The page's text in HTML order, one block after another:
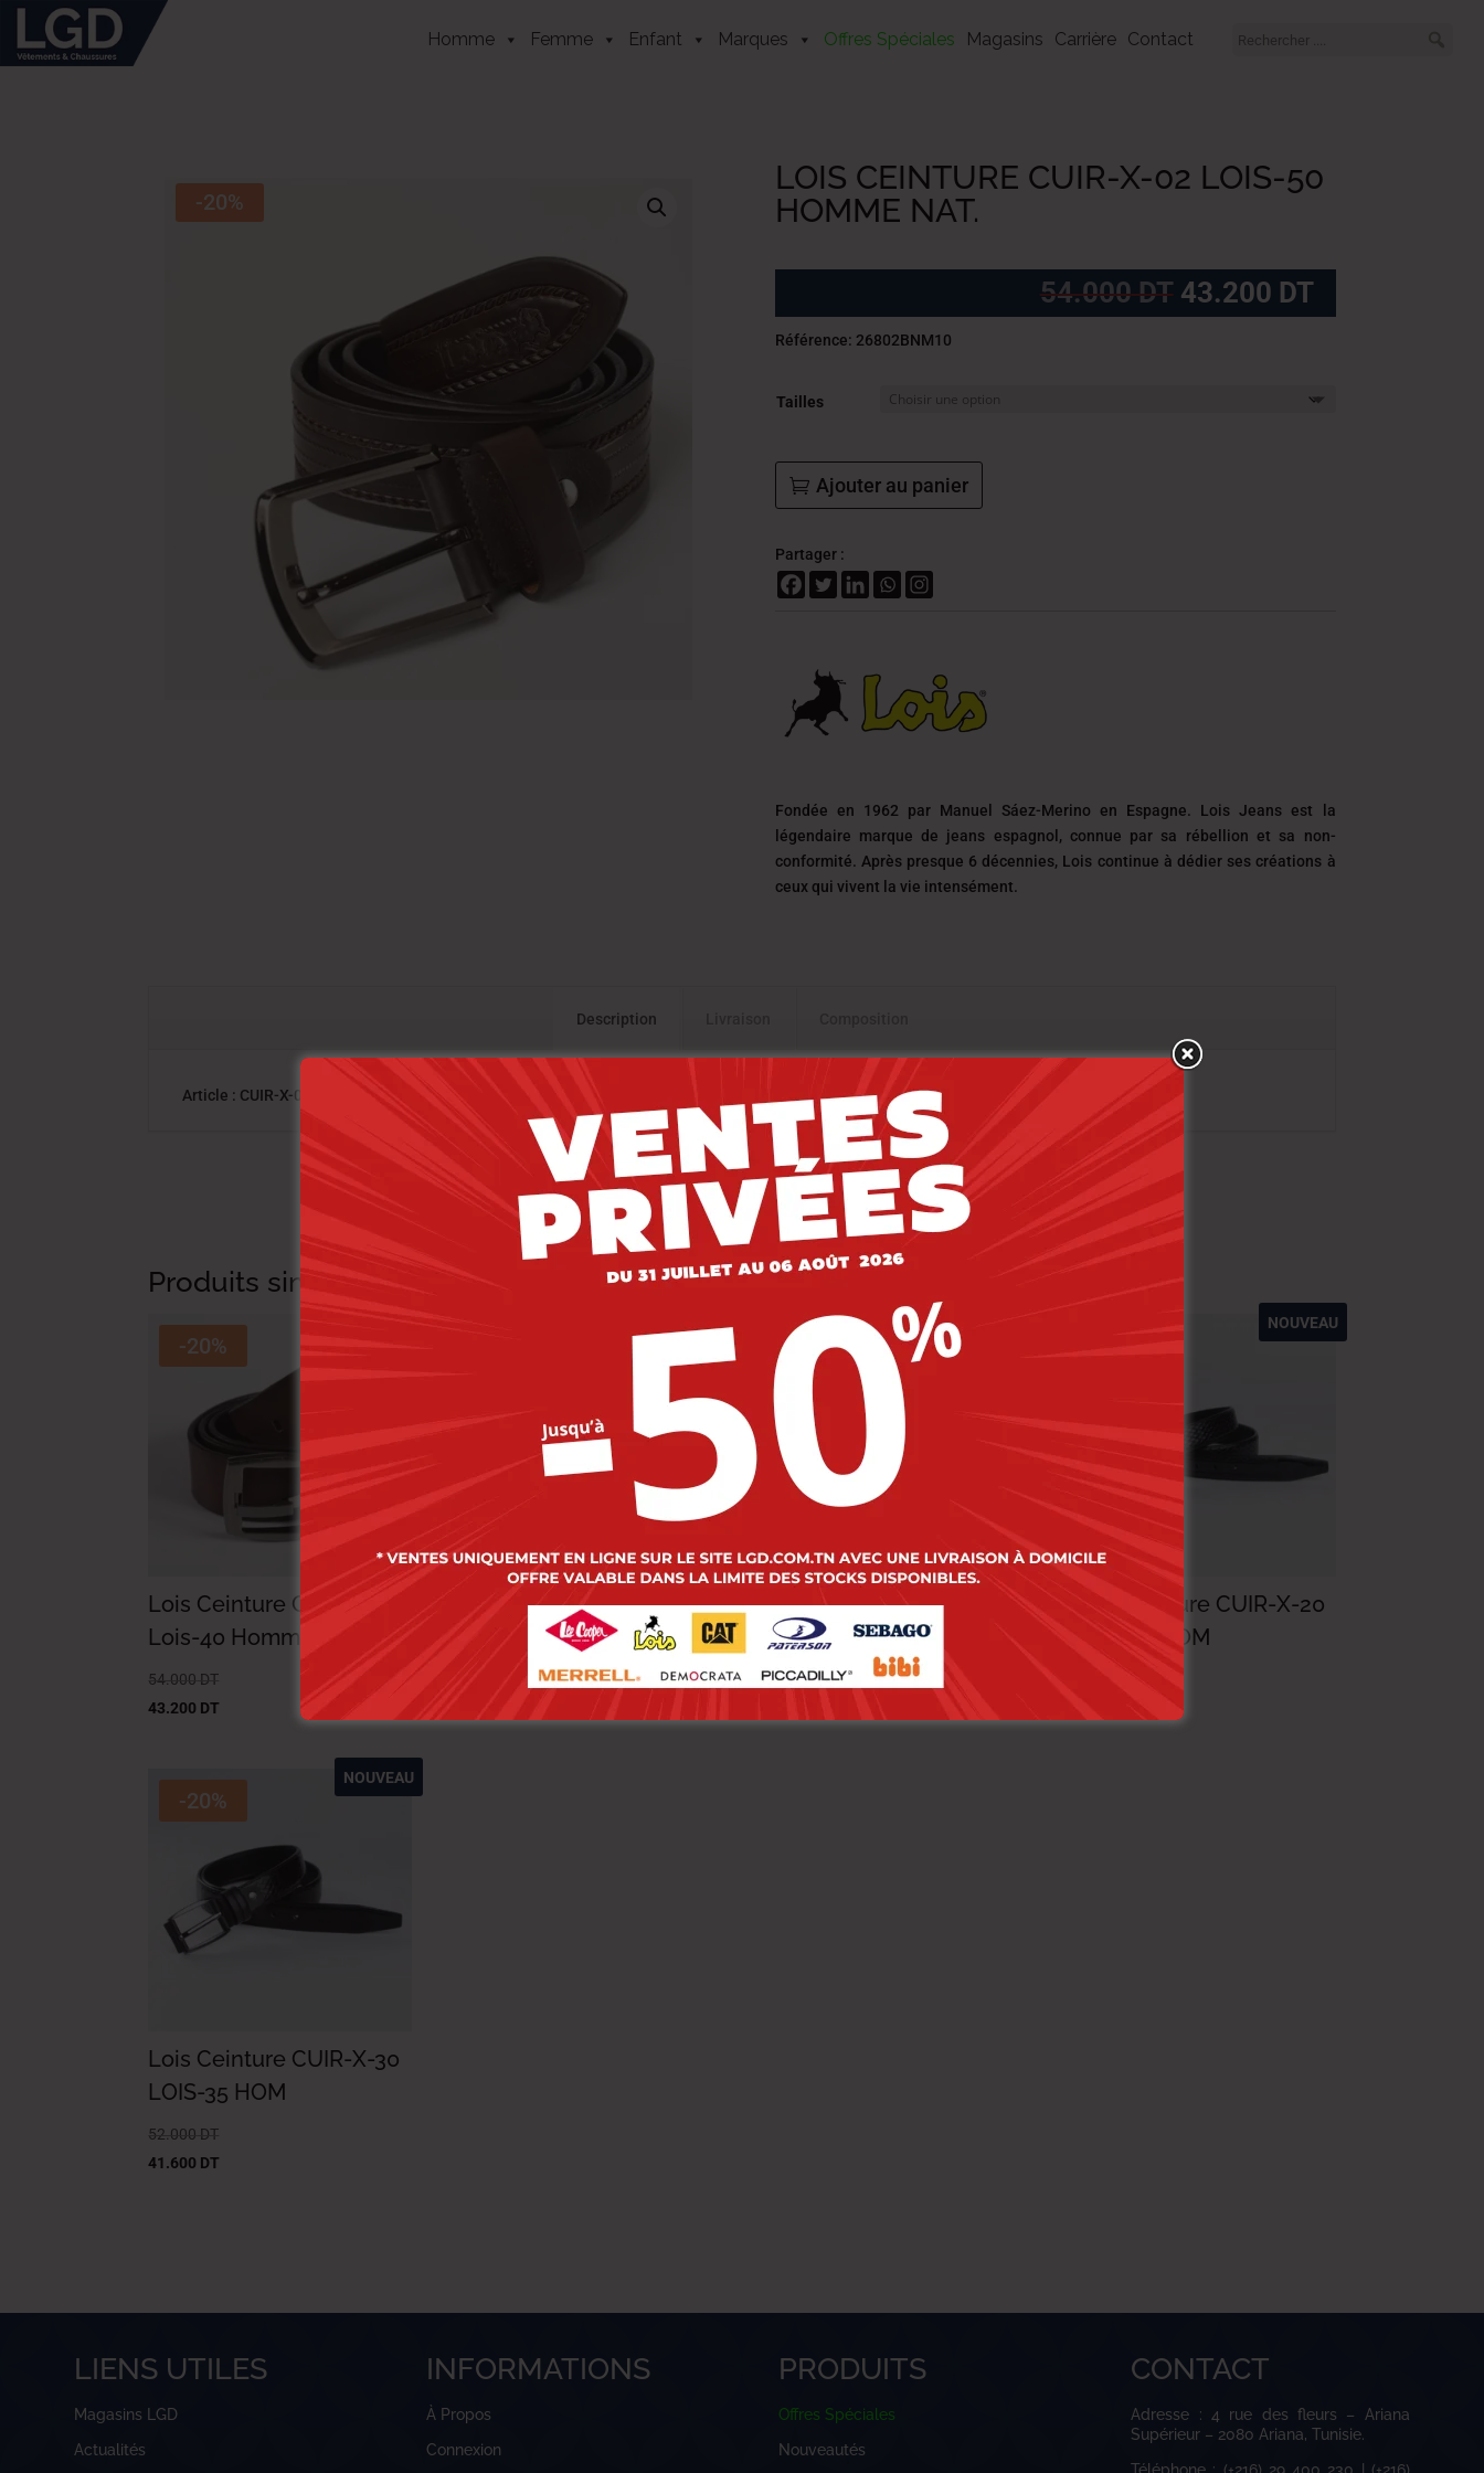
Homme Femme Enfant Marques Offres Spéciales Magasins Carrière Contact
-20%
LOIS CEINTURE CUIR-X-02 LOIS-50
HOMME NAT.
54.000DT Le
prix
43.200 DTLe
prix
43.200
Référence: 26802BNM10
Tailles
Ajouter au panier
Partager :
Fondée en 1962 par Manuel Sáez-Merino en Espagne. Lois Jeans est la
légendaire marque de jeans espagnol, connue par sa rébellion et sa non-
conformité. Après presque 6 décennies, Lois continue à dédier ses créations à
ceux qui vivent la vie intensément.
Description
Article : CUIR-X-02 LOIS-50 HO NAT.
Produits similaires
-20%
Lois Ceinture Cuir-X-10
Lois-40 Homme Nat.
54.000 DT
43.200 DT
Lois Ceinture CUIR-X-11
LOIS-40 HOM
-20%
Lois Ceinture Cuir-X-12
Lois-40 Homme.
54.000DT
NOUVEAU
Lois Ceinture CUIR-X-20
LOIS-35 HOM
-20%
NOUVEAU
Lois Ceinture CUIR-X-30
LOIS-35 HOM
52.000 DT
41.600 DT
LIENS UTILES
Magasins LGD
Actualités
INFORMATIONS
À Propos
Connexion
PRODUITS
Offres Spéciales
Nouveautés
CONTACT
Adresse : 4 rue des fleurs – Ariana
Supérieur – 2080 Ariana, Tunisie.
Téléphone : (+216) 29 400 230 | (+216)